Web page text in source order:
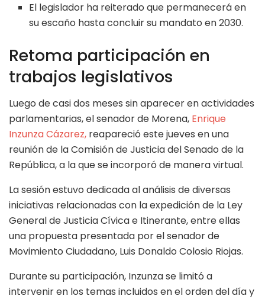
El legislador ha reiterado que permanecerá en
su escaño hasta concluir su mandato en 2030.
Retoma participación en
trabajos legislativos
Luego de casi dos meses sin aparecer en actividades
parlamentarias, el senador de Morena, Enrique
Inzunza Cázarez, reapareció este jueves en una
reunión de la Comisión de Justicia del Senado de la
República, a la que se incorporó de manera virtual.
La sesión estuvo dedicada al análisis de diversas
iniciativas relacionadas con la expedición de la Ley
General de Justicia Cívica e Itinerante, entre ellas
una propuesta presentada por el senador de
Movimiento Ciudadano, Luis Donaldo Colosio Riojas.
Durante su participación, Inzunza se limitó a
intervenir en los temas incluidos en el orden del día y